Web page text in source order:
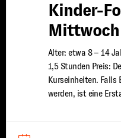
Kinder-
Mittwoch
Alter: etwa 8 – 14
1,5 Stunden Preis:
Kurseinheiten.
werden, ist eine